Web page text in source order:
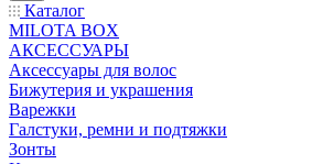
Каталог
MILOTA BOX
АКСЕССУАРЫ
Аксессуары для волос
Бижутерия и украшения
Варежки
Галстуки, ремни и подтяжки
Зонты